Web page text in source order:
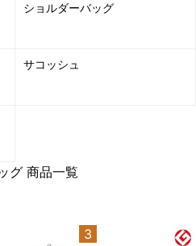
ショルダーバッグ
サコッシュ
グ 商品一覧
3